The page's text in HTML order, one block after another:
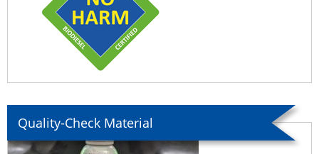
Quality-Check Material